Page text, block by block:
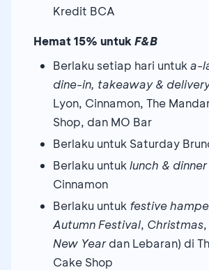
Kredit BCA
Hemat 15% untuk F&B
Berlaku setiap hari untuk a-
dine-in, takeaway &
Lyon, Cinnamon, The
Shop, dan MO Bar
Berlaku untuk Saturday
Berlaku untuk lunch &
Cinnamon
Berlaku untuk festive
Autumn Festival, Christmas,
New Yeardan Lebaran) di
Cake Shop